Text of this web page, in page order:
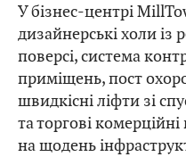
У бізнес-центрі
дизайнерські холи
поверсі, система
приміщень, пост
швидкісні ліфти зі
та торгові
на щодень